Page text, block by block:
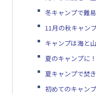
冬キャンプで難
11月の秋キャン
キャンプは海と
夏のキャンプに
夏キャンプで焚
初めてのキャン